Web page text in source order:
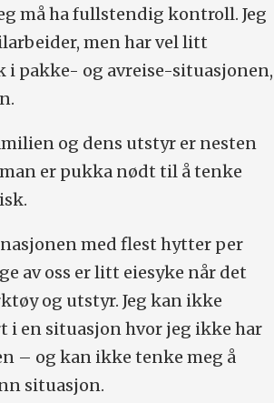
må ha fullstendig kontroll. Jeg
men har vel litt
pakke- og avreise-situasjonen,
og dens utstyr er nesten
er pukka nødt til å tenke
med flest hytter per
av oss er litt eiesyke når det
og utstyr. Jeg kan ikke
i en situasjon hvor jeg ikke har
– og kan ikke tenke meg å
situasjon.